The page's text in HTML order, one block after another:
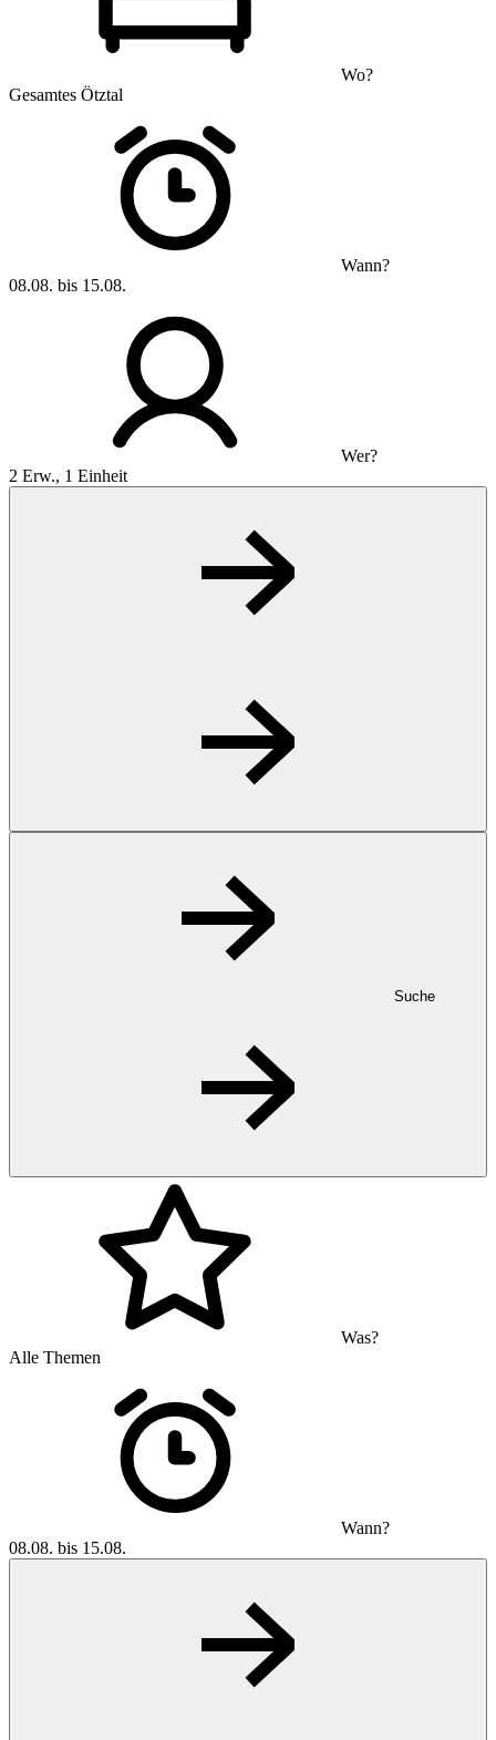
Wo?
Gesamtes Ötztal
Wann?
08.08. bis 15.08.
Wer?
2 Erw., 1 Einheit
Suche
Was?
Alle Themen
Wann?
08.08. bis 15.08.